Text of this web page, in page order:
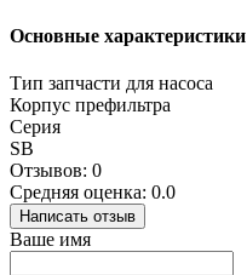
Основные характеристики
Тип запчасти для насоса
Корпус префильтра
Серия
SB
Отзывов: 0
Средняя оценка: 0.0
Написать отзыв
Ваше имя